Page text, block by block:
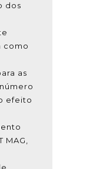
dos
como
as
efeito